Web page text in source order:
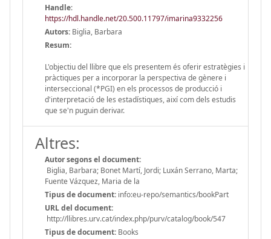
Handle:
https://hdl.handle.net/20.500.11797/imarina9332256
Autors: Biglia, Barbara
Resum:
L'objectiu del llibre que els presentem és oferir estratègies i
pràctiques per a incorporar la perspectiva de gènere i
interseccional (*PGI) en els processos de producció i
d'interpretació de les estadístiques, així com dels estudis
que se'n puguin derivar.
Altres:
Autor segons el document:
Biglia, Barbara; Bonet Martí, Jordi; Luxán Serrano, Marta;
Fuente Vázquez, Maria de la
Tipus de document: info:eu-repo/semantics/bookPart
URL del document:
http://llibres.urv.cat/index.php/purv/catalog/book/547
Tipus de document: Books